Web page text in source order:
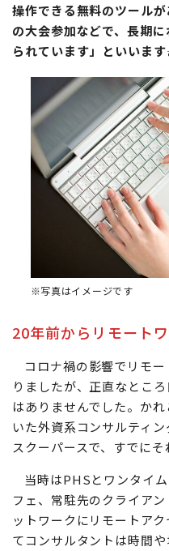
操作できる無料のツール
の大会参加などで、長期
られています」といいます
※写真はイメージです
20年前からリモート
コロナ禍の影響でリモ
りましたが、正直なとこ
はありませんでした。か
いた外資系コンサルティ
スクーパースで、すでにそ
当時はPHSとワンタイ
フェ、常駐先のクライア
ットワークにリモートア
てコンサルタントは時間